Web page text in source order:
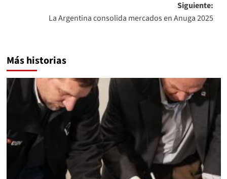
Siguiente:
La Argentina consolida mercados en Anuga 2025
Más historias